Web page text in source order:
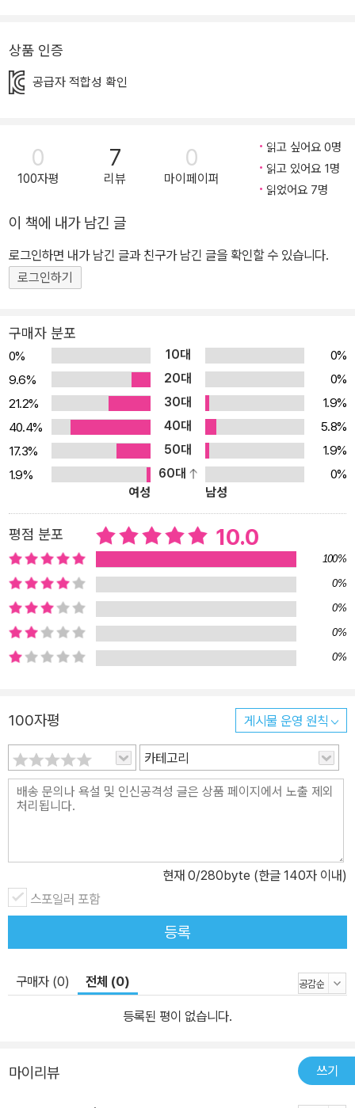
에서, 땅에서, 바다에서 서로를 아끼며 존중할 때 지구에서는 많은 생
명이 ‘함께’ 살아갈 수 있지요. 《세상이 조용해졌어요》는 한 마리의
숨긴 야생 동물들. 곤충들마저 자취를 감춘 들판과 숲. 모든 동물이 사
람들을 등지며 세상은 입을 다물어 버렸습니다. 갑자기 이렇게 수상
한 움직임을 보인 동물들. 한 쪽, 한 쪽마다 의미 있게 펼쳐지는 동물
들의 행동들은 지구에 사는 우리가 무얼 놓치고 있는지 답을 품고 있
답니다. 동물들이 보인 수상한 행동에는 어떤 비밀이 감춰져 있을까
요? 그들은 무얼 말하고 싶은 걸까요?
상품 인증
공급자 적합성 확인
0
100자평
7
리뷰
0
마이페이퍼
읽고 싶어요 0명
읽고 있어요 1명
읽었어요 7명
이 책에 내가 남긴 글
로그인하면 내가 남긴 글과 친구가 남긴 글을 확인할 수 있습니다.
로그인하기
구매자 분포
0% 10대
0%
9.6%
20대
0%
21.2%
30대
1.9%
40.4%
40대
5.8%
17.3%
50대
1.9%
1.9%
60대
0%
여성
남성
평점 분포 10.0
100%
0%
0%
0%
0%
100자평 게시물 운영 원칙
카테고리
현재 0/280byte (한글 140자 이내)
스포일러 포함
등록
구매자 (0) 전체 (0)
등록된 평이 없습니다.
마이리뷰 쓰기